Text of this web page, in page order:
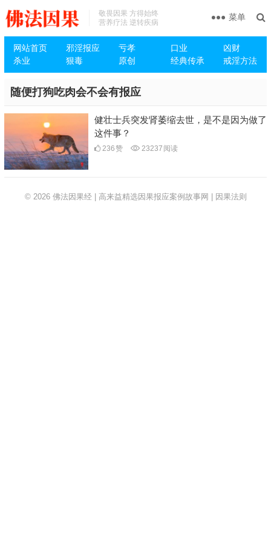
敬畏因果 方得始终
营养疗法 逆转疾病
网站首页 邪淫报应 亏孝 口业
凶财
杀业
狠毒 原创 经典传承 戒淫方法
菜单
随便打狗吃肉会不会有报应
健壮士兵突发肾萎缩去世，是不是因为做了
这件事？
236赞 23237 阅读
© 2026 佛法因果经 | 高来益精选因果报应案例故事网 | 因果法则